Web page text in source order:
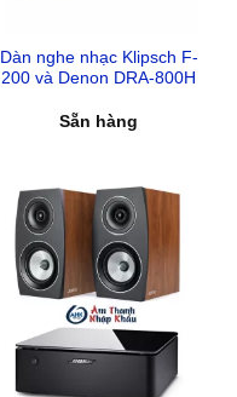
Dàn nghe nhạc Klipsch F-
200 và Denon DRA-800H
Sẵn hàng